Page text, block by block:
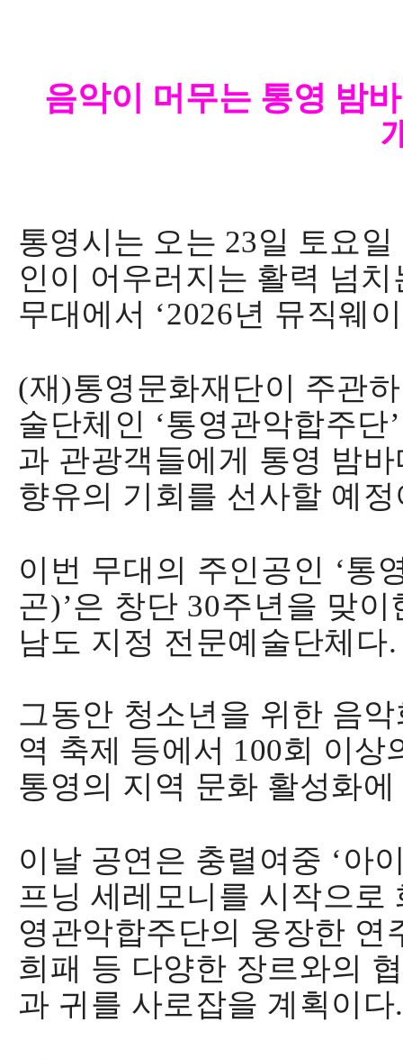
음악이 머무는 통영 밤
통영시는 오는 23일 토요
인이 어우러지는 활력 넘
무대에서 ‘2026년 뮤직웨
(재)통영문화재단이 주관
술단체인 ‘통영관악합주단’
과 관광객들에게 통영 밤
향유의 기회를 선사할 예
이번 무대의 주인공인 ‘통
곤)’은 창단 30주년을 맞
남도 지정 전문예술단체다
그동안 청소년을 위한 음악
역 축제 등에서 100회 이상
통영의 지역 문화 활성화
이날 공연은 충렬여중 ‘아
프닝 세레모니를 시작으로
영관악합주단의 웅장한 연
희패 등 다양한 장르와의
과 귀를 사로잡을 계획이다